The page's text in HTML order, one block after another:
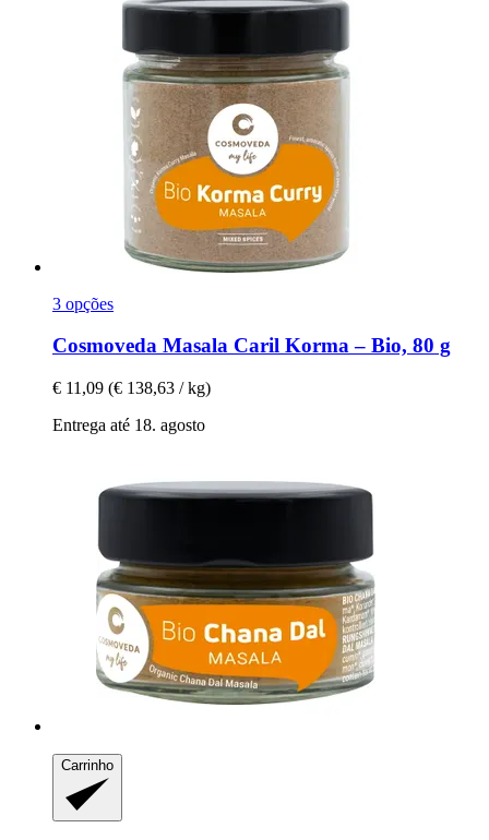
3 opções
Cosmoveda Masala Caril Korma – Bio, 80 g
€ 11,09 (€ 138,63 / kg)
Entrega até 18. agosto
Carrinho